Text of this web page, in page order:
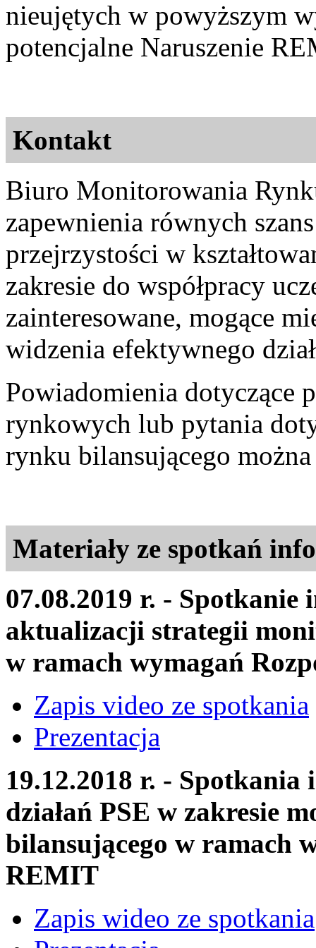
nieujętych w powyższym
potencjalne Naruszenie
Kontakt
Biuro Monitorowania
zapewnienia równych
przejrzystości w
zakresie do współpracy
zainteresowane, mogące
widzenia efektywnego
Powiadomienia dotyczące
rynkowych lub pytania
rynku bilansującego
Materiały ze spotkań
07.08.2019 r. - Spotkanie
aktualizacji strategii
w ramach wymagań
Zapis video ze spotkania
Prezentacja
19.12.2018 r. - Spotkania
działań PSE w zakresie
bilansującego w ramach
REMIT
Zapis wideo ze spotkania